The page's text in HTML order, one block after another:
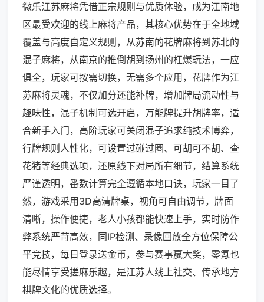
微乐江苏麻将凭借正宗规则与优质体验，成为江南地
区最受欢迎的线上麻将产品，其核心优势在于全地域
覆盖与高度自定义规则，从苏南的花牌麻将到苏北的
混子麻将，从南京的推倒胡到扬州的杠爆玩法，一应
俱全，玩家可按需切换，无需多个应用，花牌作为江
苏麻将灵魂，不仅加分还能补牌，增加牌局流动性与
趣味性，混子机制可选开启，万能牌提升胡牌率，适
合新手入门，高阶玩家可关闭混子追求纯技术博弈，
行牌规则人性化，可设置过碰过圈、可胡可不胡、查
花猪等经典选项，还原线下对局所有细节，结算系统
严谨透明，番数计算完全遵循本地口诀，玩家一目了
然，游戏采用3D高清牌桌，视角可自由调节，牌面
清晰，操作便捷，老人小孩都能快速上手，实时防作
弊系统严苛高效，同IP检测、录像回放全方位保障公
平竞技，每日登录送金币，参与赛事赢大奖，零氪也
能尽情享受搓麻乐趣，是江苏人线上社交、传承地方
棋牌文化的优质选择。